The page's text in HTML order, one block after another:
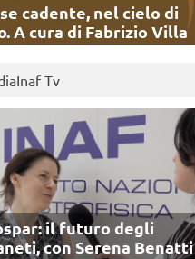
cadente, nel cielo di
A cura di Fabrizio Villa
Tv
il futuro degli
con Serena Benatti